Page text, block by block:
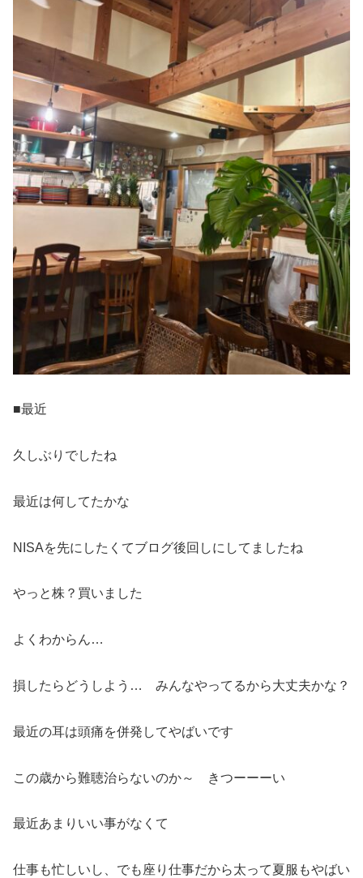
■最近
久しぶりでしたね
最近は何してたかな
NISAを先にしたくてブログ後回しにしてましたね
やっと株？買いました
よくわからん…
損したらどうしよう… みんなやってるから大丈夫かな？
最近の耳は頭痛を併発してやばいです
この歳から難聴治らないのか～ きつーーーい
最近あまりいい事がなくて
仕事も忙しいし、でも座り仕事だから太って夏服もやばい